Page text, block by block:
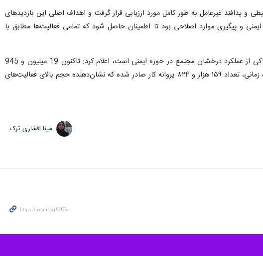
و پدافند غیرعامل به طور کامل مورد ارزیابی قرار گرفت و اهداف اصلی این بازدیدهای
و پیگیری موارد اصلاحی بود تا اطمینان حاصل شود که تمامی فعالیت‌ها مطابق با
رئیس ایمنی و آتش نشانی مجتمع گاز پارس جنوبی با تأکید بر اینکه آمار ارائه شده از ابتدای امسال حاکی از عملکرد درخشان مجتمع در حوزه ایمنی است، اعلام کرد: تاکنون 19 میلیون و 945
هزار و ۴۵۸ ساعت کارکرد بدون حادثه در سطح مجتمع به ثبت رسیده است. افزون بر این در همین بازه زمانی، تعداد ۱۵۹ هزار و ۸۲۴ پروانه کار صادر شده که نشان‌دهنده حجم بالای فعالیت‌های
مینا افشاری ترک